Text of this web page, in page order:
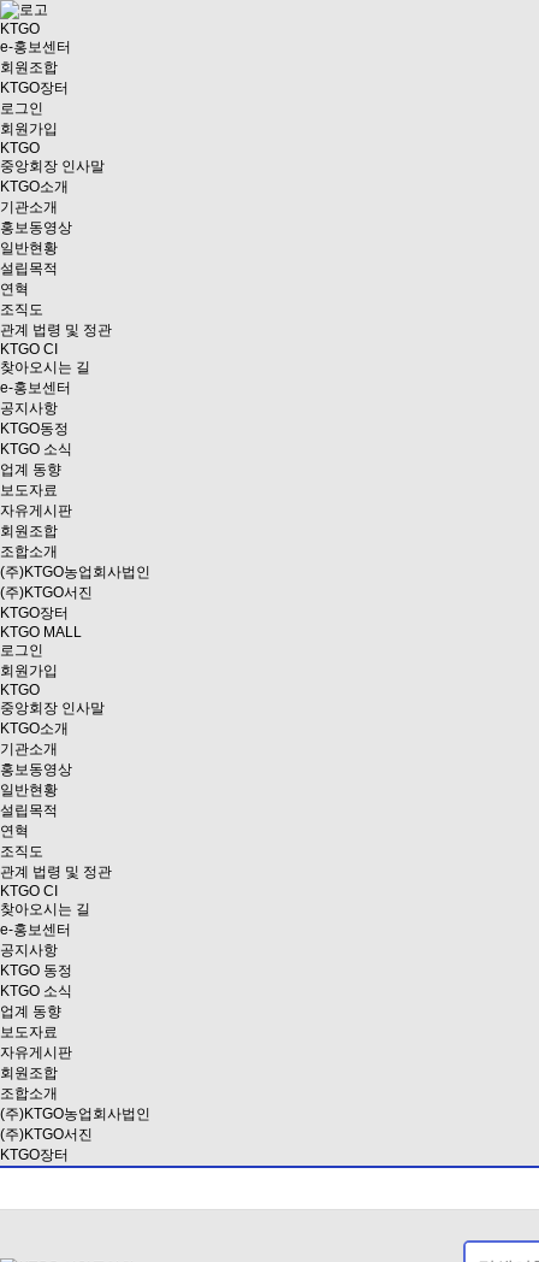
KTGO
e-홍보센터
회원조합
KTGO장터
로그인
회원가입
KTGO
중앙회장 인사말
KTGO소개
기관소개
홍보동영상
일반현황
설립목적
연혁
조직도
관계 법령 및 정관
KTGO CI
찾아오시는 길
e-홍보센터
공지사항
KTGO동정
KTGO 소식
업계 동향
보도자료
자유게시판
회원조합
조합소개
(주)KTGO농업회사법인
(주)KTGO서진
KTGO장터
KTGO MALL
로그인
회원가입
KTGO
중앙회장 인사말
KTGO소개
기관소개
홍보동영상
일반현황
설립목적
연혁
조직도
관계 법령 및 정관
KTGO CI
찾아오시는 길
e-홍보센터
공지사항
KTGO 동정
KTGO 소식
업계 동향
보도자료
자유게시판
회원조합
조합소개
(주)KTGO농업회사법인
(주)KTGO서진
KTGO장터